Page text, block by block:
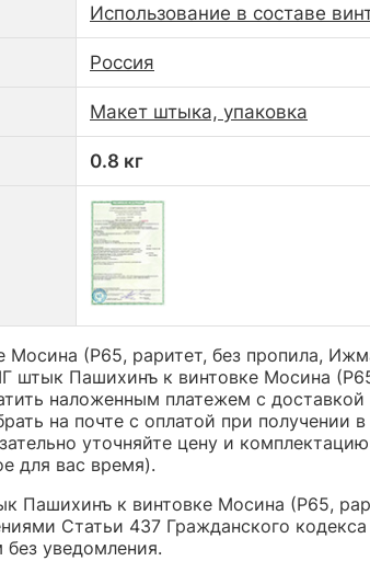
Использование в составе
Россия
Макет штыка, упаковка
0.8 кг
(Р65, раритет, без пропила,
штык Пашихинъ к винтовке Мосина
наложенным платежем с
на почте с оплатой при получении
уточняйте цену и
для вас время).
к винтовке Мосина (Р65,
Статьи 437 Гражданского
уведомления.